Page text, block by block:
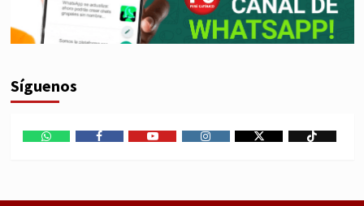
Síguenos